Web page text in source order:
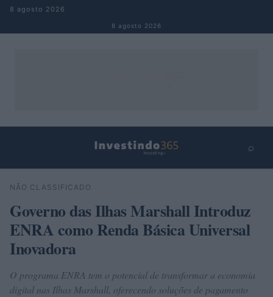
Pular para o conteúdo
8 agosto 2026
8 agosto 2026
⌕
Buscar
NÃO CLASSIFICADO
Governo das Ilhas Marshall Introduz
ENRA como Renda Básica Universal
Inovadora
O programa ENRA tem o potencial de transformar a economia
digital nas Ilhas Marshall, oferecendo soluções de pagamento